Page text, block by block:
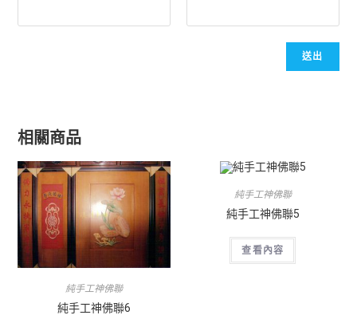
相關商品
純手工神佛聯
純手工神佛聯6
純手工神佛聯
純手工神佛聯5
查看內容